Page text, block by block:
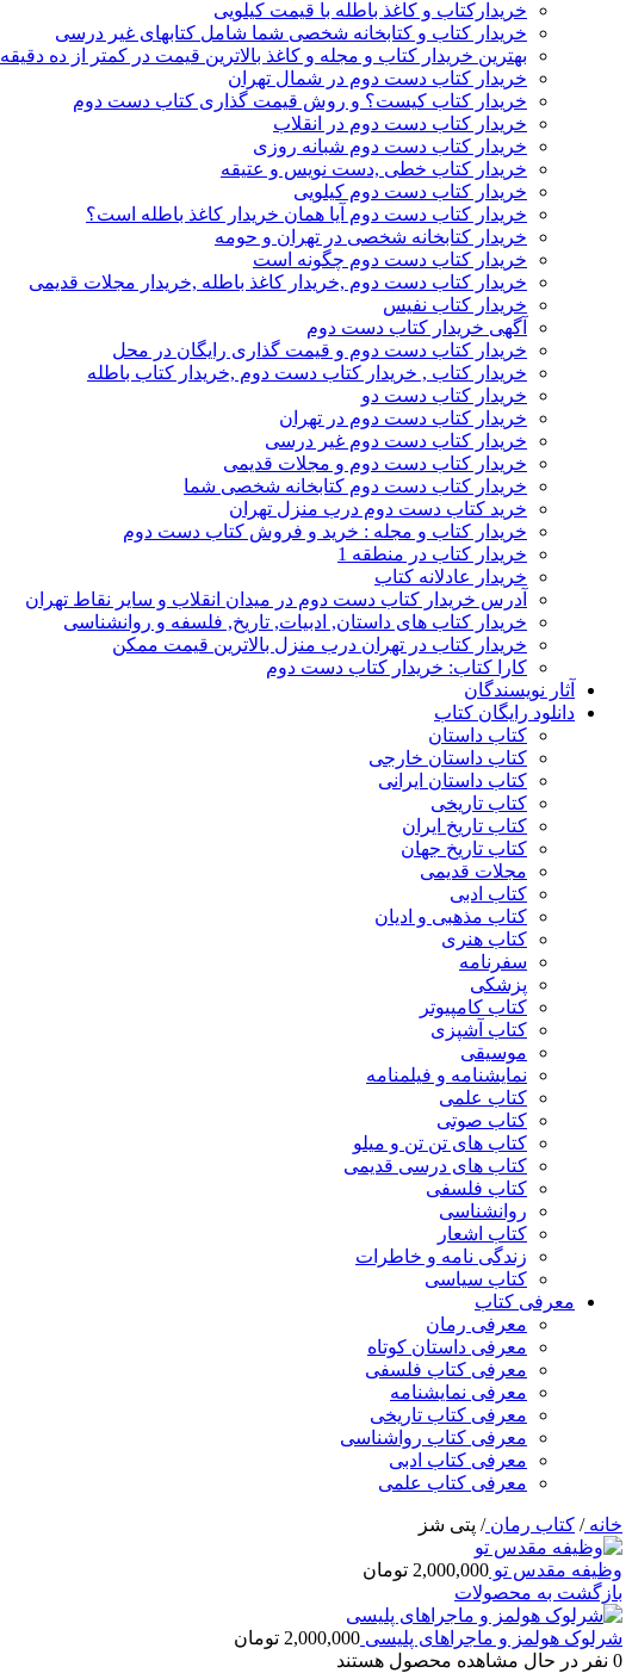
خریدارکتاب و کاغذ باطله با قیمت کیلویی
خریدار کتاب و کتابخانه شخصی شما شامل کتابهای غیر درسی
بهترین خریدار کتاب و مجله و کاغذ بالاترین قیمت در کمتر از ده دقیقه
خریدار کتاب دست دوم در شمال تهران
خریدار کتاب کیست؟ و روش قیمت گذاری کتاب دست دوم
خریدار کتاب دست دوم در انقلاب
خریدار کتاب دست دوم شبانه روزی
خریدار کتاب خطی ,دست نویس و عتیقه
خریدار کتاب دست دوم کیلویی
خریدار کتاب دست دوم آیا همان خریدار کاغذ باطله است؟
خریدار کتابخانه شخصی در تهران و حومه
خریدار کتاب دست دوم چگونه است
خریدار کتاب دست دوم ,خریدار کاغذ باطله ,خریدار مجلات قدیمی
خریدار کتاب نفیس
آگهی خریدار کتاب دست دوم
خریدار کتاب دست دوم و قیمت گذاری رایگان در محل
خریدار کتاب , خریدار کتاب دست دوم ,خریدار کتاب باطله
خریدار کتاب دست دو
خریدار کتاب دست دوم در تهران
خریدار کتاب دست دوم غیر درسی
خریدار کتاب دست دوم و مجلات قدیمی
خریدار کتاب دست دوم کتابخانه شخصی شما
خرید کتاب دست دوم درب منزل تهران
خریدار کتاب و مجله : خرید و فروش کتاب دست دوم
خریدار کتاب در منطقه 1
خریدار عادلانه کتاب
آدرس خریدار کتاب دست دوم در میدان انقلاب و سایر نقاط تهران
خریدار کتاب های داستان, ادبیات, تاریخ, فلسفه و روانشناسی
خریدار کتاب در تهران درب منزل بالاترین قیمت ممکن
کارا کتاب: خریدار کتاب دست دوم
آثار نویسندگان
دانلود رایگان کتاب
کتاب داستان
کتاب داستان خارجی
کتاب داستان ایرانی
کتاب تاریخی
کتاب تاریخ ایران
کتاب تاریخ جهان
مجلات قدیمی
کتاب ادبی
کتاب مذهبی و ادیان
کتاب هنری
سفرنامه
پزشکی
کتاب کامپیوتر
کتاب آشپزی
موسیقی
نمایشنامه و فیلمنامه
کتاب علمی
کتاب صوتی
کتاب های تن تن و میلو
کتاب های درسی قدیمی
کتاب فلسفی
روانشناسی
کتاب اشعار
زندگی نامه و خاطرات
کتاب سیاسی
معرفی کتاب
معرفی رمان
معرفی داستان کوتاه
معرفی کتاب فلسفی
معرفی نمایشنامه
معرفی کتاب تاریخی
معرفی کتاب رواشناسی
معرفی کتاب ادبی
معرفی کتاب علمی
خانه/ کتاب رمان/ پتی شز
وظیفه مقدس تو 2,000,000 تومان
بازگشت به محصولات
شرلوک هولمز و ماجراهای پلیسی 2,000,000 تومان
0 نفر در حال مشاهده محصول هستند